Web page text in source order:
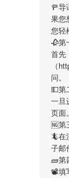
🚥导
果您
您轻
🥀第
首先
（
问。
💵第
一旦
页面。
🆖第
🦎在
子邮
🧱第
📽填